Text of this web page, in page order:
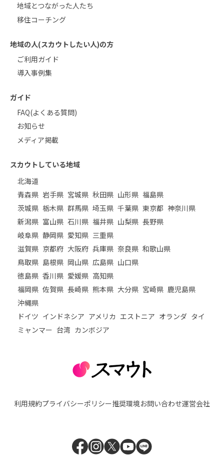
地域とつながった人たち
移住コーチング
地域の人(スカウトしたい人)の方
ご利用ガイド
導入事例集
ガイド
FAQ(よくある質問)
お知らせ
メディア掲載
スカウトしている地域
北海道
青森県 岩手県 宮城県 秋田県 山形県 福島県
茨城県 栃木県 群馬県 埼玉県 千葉県 東京都 神奈川県
新潟県 富山県 石川県 福井県 山梨県 長野県
岐阜県 静岡県 愛知県 三重県
滋賀県 京都府 大阪府 兵庫県 奈良県 和歌山県
鳥取県 島根県 岡山県 広島県 山口県
徳島県 香川県 愛媛県 高知県
福岡県 佐賀県 長崎県 熊本県 大分県 宮崎県 鹿児島県
沖縄県
ドイツ インドネシア アメリカ エストニア オランダ タイ
ミャンマー 台湾 カンボジア
利用規約プライバシーポリシー推奨環境お問い合わせ運営会社